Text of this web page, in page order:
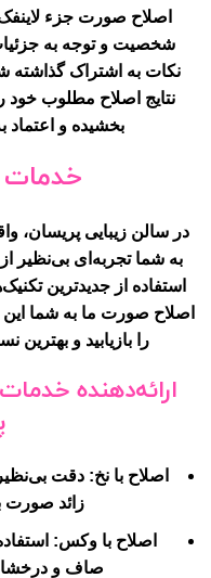
اصلاح صورت جزء
شخصیت و توجه به
نکات به اشتراک گذاشته
نتایج اصلاح مطلوب خود
بخشیده و
در سالن زیبایی پریسان،
به شما تجربه‌ای بی‌نظیر
استفاده از جدیدترین
اصلاح صورت ما به شما این
را بازیابید و بهترین
ارائه‌دهنده
اصلاح با نخ: دقت
زائد صورت
اصلاح با وکس:
صاف و